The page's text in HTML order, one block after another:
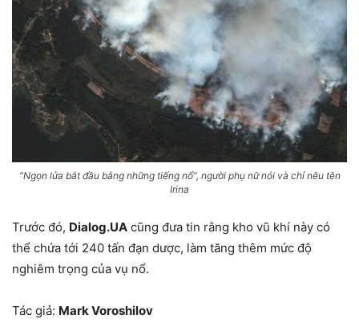
“Ngọn lửa bắt đầu bằng những tiếng nổ”, người phụ nữ nói và chỉ nêu tên
Irina
Trước đó, Dialog.UA cũng đưa tin rằng kho vũ khí này có
thể chứa tới 240 tấn đạn dược, làm tăng thêm mức độ
nghiêm trọng của vụ nổ.
Tác giả: Mark Voroshilov